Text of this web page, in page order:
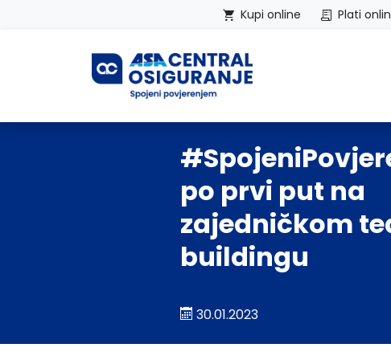
Kupi online Plati
Početna
po prvi put na
zajedničkom
buildingu
30.01.2023